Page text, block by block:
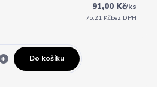
91,00 Kč/ks
75,21 Kčbez DPH
Do košíku